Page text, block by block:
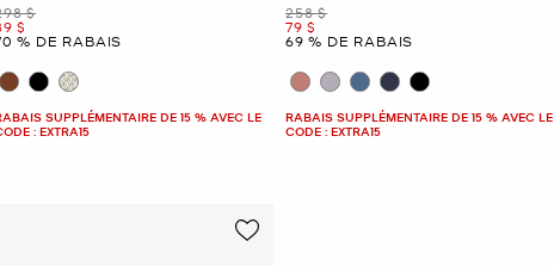
$
$
% DE RABAIS
SUPPLÉMENTAIRE DE 15 % AVEC LE
: EXTRA15
était
258 $
maintenant
79 $
69 % DE RABAIS
RABAIS SUPPLÉMENTAIRE DE 15 % AVEC LE
CODE : EXTRA15